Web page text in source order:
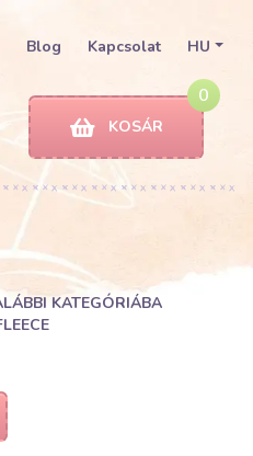
Blog Kapcsolat HU
0
KOSÁR
KATEGÓRIÁBA